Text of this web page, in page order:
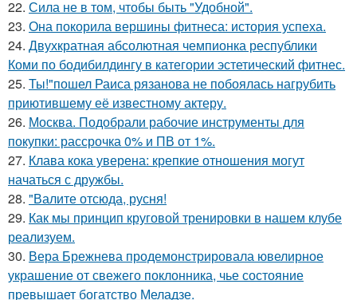
22. Сила не в том, чтобы быть "Удобной".
23. Она покорила вершины фитнеса: история успеха.
24. Двухкратная абсолютная чемпионка республики
Коми по бодибилдингу в категории эстетический фитнес.
25. Ты!"пошел Раиса рязанова не побоялась нагрубить
приютившему её известному актеру.
26. Москва. Подобрали рабочие инструменты для
покупки: рассрочка 0% и ПВ от 1%.
27. Клава кока уверена: крепкие отношения могут
начаться с дружбы.
28. "Валите отсюда, русня!
29. Как мы принцип круговой тренировки в нашем клубе
реализуем.
30. Вера Брежнева продемонстрировала ювелирное
украшение от свежего поклонника, чье состояние
превышает богатство Меладзе.